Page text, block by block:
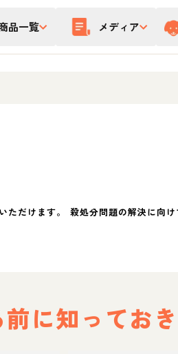
品一覧 メディア
だけます。 殺処分問題の解決に向
に知ってお